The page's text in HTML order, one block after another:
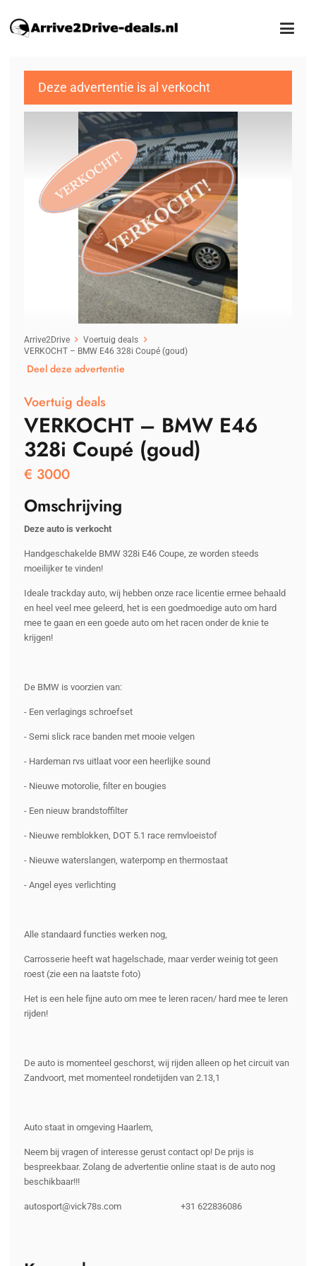
Deze advertentie is al verkocht
Arrive2Drive
Voertuig deals
VERKOCHT – BMW E46 328i Coupé (goud)
Deel deze advertentie
Voertuig deals
VERKOCHT – BMW E46
328i Coupé (goud)
€ 3000
Omschrijving
Deze auto is verkocht
Handgeschakelde BMW 328i E46 Coupe, ze worden steeds
moeilijker te vinden!
Ideale trackday auto, wij hebben onze race licentie ermee behaald
en heel veel mee geleerd, het is een goedmoedige auto om hard
mee te gaan en een goede auto om het racen onder de knie te
krijgen!
De BMW is voorzien van:
- Een verlagings schroefset
- Semi slick race banden met mooie velgen
- Hardeman rvs uitlaat voor een heerlijke sound
- Nieuwe motorolie, filter en bougies
- Een nieuw brandstoffilter
- Nieuwe remblokken, DOT 5.1 race remvloeistof
- Nieuwe waterslangen, waterpomp en thermostaat
- Angel eyes verlichting
Alle standaard functies werken nog,
Carrosserie heeft wat hagelschade, maar verder weinig tot geen
roest (zie een na laatste foto)
Het is een hele fijne auto om mee te leren racen/ hard mee te leren
rijden!
De auto is momenteel geschorst, wij rijden alleen op het circuit van
Zandvoort, met momenteel rondetijden van 2.13,1
Auto staat in omgeving Haarlem,
Neem bij vragen of interesse gerust contact op! De prijs is
bespreekbaar. Zolang de advertentie online staat is de auto nog
beschikbaar!!!
autosport@vick78s.com +31 622836086